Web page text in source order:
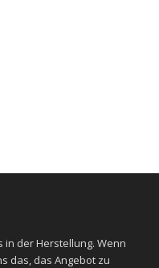
der Herstellung. Wenn
das, das Angebot zu